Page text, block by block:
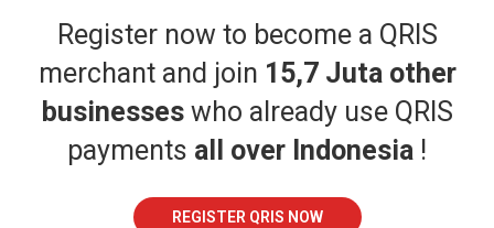
Register now to become a QRIS
merchant and join 15,7 Juta other
businesseswho already use QRIS
payments all over Indonesia !
REGISTER QRIS NOW